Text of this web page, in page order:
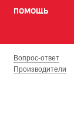
ПОМОЩЬ
Вопрос-ответ
Производители